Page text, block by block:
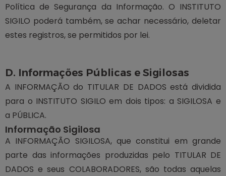
Política de Segurança da Informação. O INSTITUTO
SIGILO poderá também, se achar necessário, deletar
estes registros, se permitidos por lei.
D. Informações Públicas e Sigilosas
A INFORMAÇÃO do TITULAR DE DADOS está dividida
para o INSTITUTO SIGILO em dois tipos: a SIGILOSA e
a PÚBLICA.
Informação Sigilosa
A INFORMAÇÃO SIGILOSA, que constitui em grande
parte das informações produzidas pelo TITULAR DE
DADOS e seus COLABORADORES, são todas aquelas